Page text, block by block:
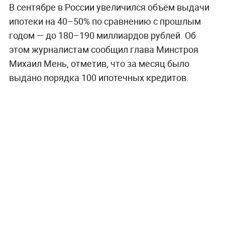
В сентябре в России увеличился объём выдачи
ипотеки на 40–50% по сравнению с прошлым
годом — до 180–190 миллиардов рублей. Об
этом журналистам сообщил глава Минстроя
Михаил Мень, отметив, что за месяц было
выдано порядка 100 ипотечных кредитов.